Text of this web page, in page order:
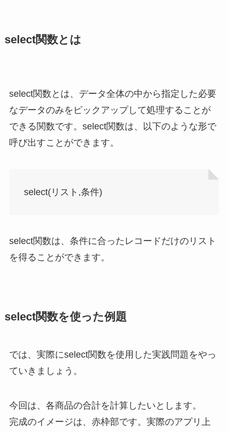
select関数とは
select関数とは、データ全体の中から指定した必要
なデータのみをピックアップして処理することが
できる関数です。select関数は、以下のような形で
呼び出すことができます。
select(リスト,条件)
select関数は、条件に合ったレコードだけのリスト
を得ることができます。
select関数を使った例題
では、実際にselect関数を使用した実践問題をやっ
ていきましょう。
今回は、各商品の合計を計算したいとします。
完成のイメージは、赤枠部です。実際のアプリ上